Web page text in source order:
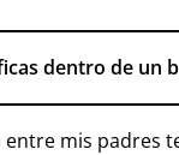
dentro de un
entre mis padres